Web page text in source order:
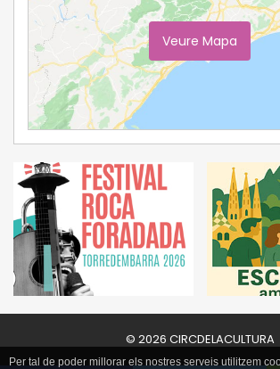
Veure Mapa
© 2026 CIRCDELACULTURA
Per tal de poder millorar els nostres serveis utilitzem